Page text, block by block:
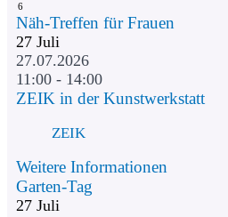
6
Näh-Treffen für Frauen
27 Juli
27.07.2026
11:00 - 14:00
ZEIK in der Kunstwerkstatt
ZEIK
Weitere Informationen
Garten-Tag
27 Juli